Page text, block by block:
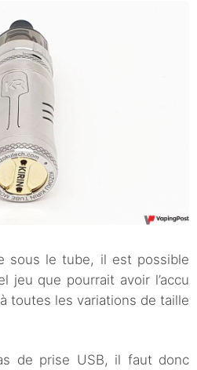
sous le tube, il est possible
jeu que pourrait avoir l’accu
toutes les variations de taille
de prise USB, il faut donc